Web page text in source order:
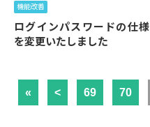
機能改善
ログインパスワードの仕様
を変更いたしました
« < 69 70